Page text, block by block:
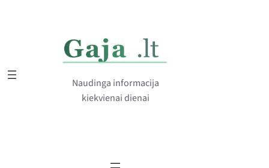
Naudinga informacija
kiekvienai dienai